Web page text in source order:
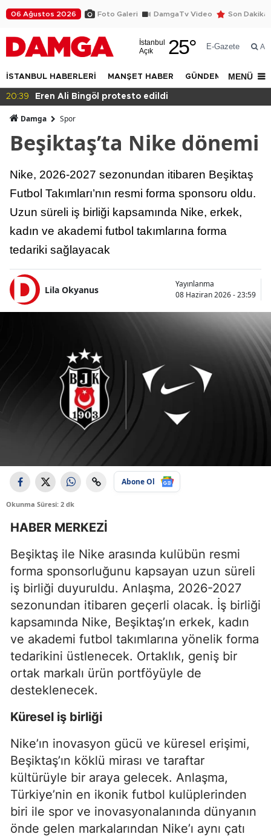
06 Ağustos 2026 Foto Galeri DamgaTv Video Son Dakika
İstanbul
Açık
25° E-Gazete Ara
İSTANBUL HABERLERİ MANŞET HABER GÜNDEM DÜNYA
MENÜ
20:36 Eğitimde haksızlık!
Damga Spor
Beşiktaş’ta Nike dönemi
Nike, 2026-2027 sezonundan itibaren Beşiktaş
Futbol Takımları’nın resmi forma sponsoru oldu.
Uzun süreli iş birliği kapsamında Nike, erkek,
kadın ve akademi futbol takımlarına forma
tedariki sağlayacak
Lila Okyanus
Yayınlanma
08 Haziran 2026 - 23:59
Abone Ol
Okunma Süresi: 2 dk
HABER MERKEZİ
Beşiktaş ile Nike arasında kulübün resmi
forma sponsorluğunu kapsayan uzun süreli
iş birliği duyuruldu. Anlaşma, 2026-2027
sezonundan itibaren geçerli olacak. İş birliği
kapsamında Nike, Beşiktaş’ın erkek, kadın
ve akademi futbol takımlarına yönelik forma
tedarikini üstlenecek. Ortaklık, geniş bir
ortak markalı ürün portföyüyle de
desteklenecek.
Küresel iş birliği
Nike’ın inovasyon gücü ve küresel erişimi,
Beşiktaş’ın köklü mirası ve taraftar
kültürüyle bir araya gelecek. Anlaşma,
Türkiye’nin en ikonik futbol kulüplerinden
biri ile spor ve inovasyonalanında dünyanın
önde gelen markalarından Nike’ı aynı çatı